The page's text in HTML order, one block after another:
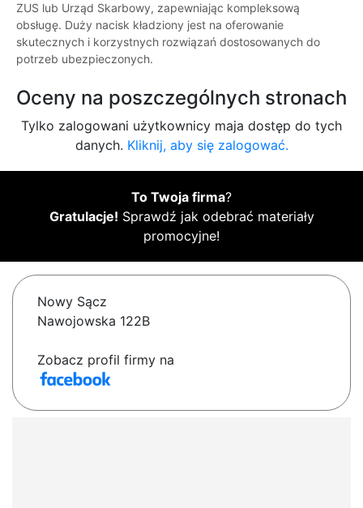
ZUS lub Urząd Skarbowy, zapewniając kompleksową
obsługę. Duży nacisk kładziony jest na oferowanie
skutecznych i korzystnych rozwiązań dostosowanych do
potrzeb ubezpieczonych.
Oceny na poszczególnych stronach
Tylko zalogowani użytkownicy maja dostęp do tych
danych. Kliknij, aby się zalogować.
To Twoja firma?
Gratulacje! Sprawdź jak odebrać materiały
promocyjne!
Nowy Sącz
Nawojowska 122B
Zobacz profil firmy na